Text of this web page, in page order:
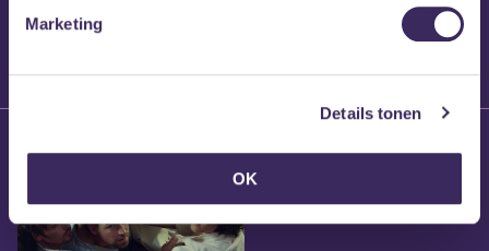
Marketing
Details tonen
OK
Brennt Vanneste
Willem’s Blog: Ão